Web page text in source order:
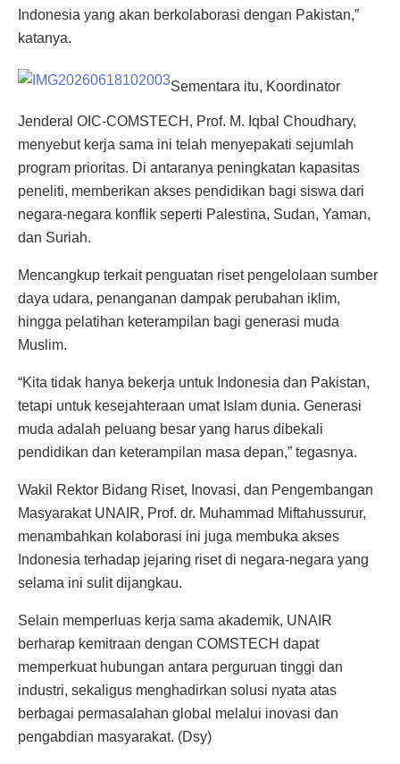
Indonesia yang akan berkolaborasi dengan Pakistan,”
katanya.
Sementara itu, Koordinator
Jenderal OIC-COMSTECH, Prof. M. Iqbal Choudhary,
menyebut kerja sama ini telah menyepakati sejumlah
program prioritas. Di antaranya peningkatan kapasitas
peneliti, memberikan akses pendidikan bagi siswa dari
negara-negara konflik seperti Palestina, Sudan, Yaman,
dan Suriah.
Mencangkup terkait penguatan riset pengelolaan sumber
daya udara, penanganan dampak perubahan iklim,
hingga pelatihan keterampilan bagi generasi muda
Muslim.
“Kita tidak hanya bekerja untuk Indonesia dan Pakistan,
tetapi untuk kesejahteraan umat Islam dunia. Generasi
muda adalah peluang besar yang harus dibekali
pendidikan dan keterampilan masa depan,” tegasnya.
Wakil Rektor Bidang Riset, Inovasi, dan Pengembangan
Masyarakat UNAIR, Prof. dr. Muhammad Miftahussurur,
menambahkan kolaborasi ini juga membuka akses
Indonesia terhadap jejaring riset di negara-negara yang
selama ini sulit dijangkau.
Selain memperluas kerja sama akademik, UNAIR
berharap kemitraan dengan COMSTECH dapat
memperkuat hubungan antara perguruan tinggi dan
industri, sekaligus menghadirkan solusi nyata atas
berbagai permasalahan global melalui inovasi dan
pengabdian masyarakat. (Dsy)